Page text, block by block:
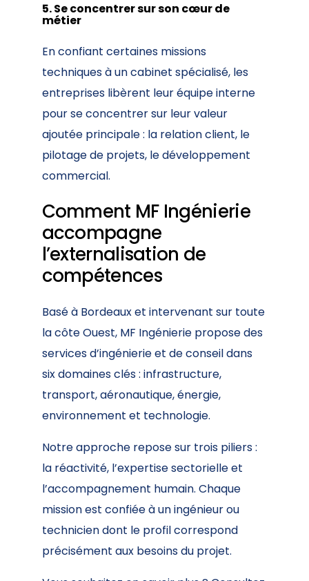
5. Se concentrer sur son cœur de
métier
En confiant certaines missions
techniques à un cabinet spécialisé, les
entreprises libèrent leur équipe interne
pour se concentrer sur leur valeur
ajoutée principale : la relation client, le
pilotage de projets, le développement
commercial.
Comment MF Ingénierie
accompagne
l’externalisation de
compétences
Basé à Bordeaux et intervenant sur toute
la côte Ouest, MF Ingénieriepropose des
services d’ingénierie et de conseildans
six domaines clés : infrastructure,
transport, aéronautique, énergie,
environnement et technologie.
Notre approche repose sur trois piliers :
la réactivité, l’expertise sectorielle et
l’accompagnement humain. Chaque
mission est confiée à un ingénieur ou
technicien dont le profil correspond
précisément aux besoins du projet.